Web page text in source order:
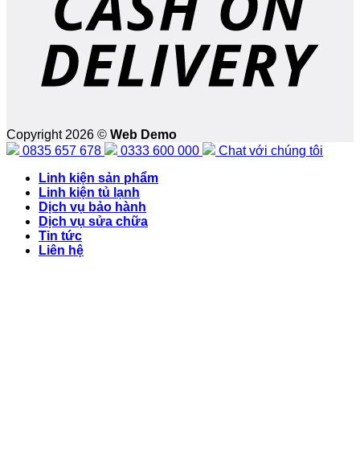
Copyright 2026 © Web Demo
0835 657 678
0333 600 000
Chat với chúng tôi
Linh kiện sản phẩm
Linh kiện tủ lạnh
Dịch vụ bảo hành
Dịch vụ sửa chữa
Tin tức
Liên hệ